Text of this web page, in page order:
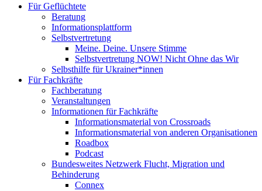
Für Geflüchtete
Beratung
Informationsplattform
Selbstvertretung
Meine. Deine. Unsere Stimme
Selbstvertretung NOW! Nicht Ohne das Wir
Selbsthilfe für Ukrainer*innen
Für Fachkräfte
Fachberatung
Veranstaltungen
Informationen für Fachkräfte
Informationsmaterial von Crossroads
Informationsmaterial von anderen Organisationen
Roadbox
Podcast
Bundesweites Netzwerk Flucht, Migration und
Behinderung
Connex